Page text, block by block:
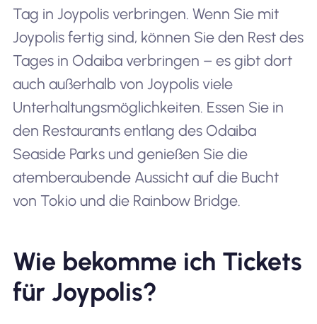
Tag in Joypolis verbringen. Wenn Sie mit
Joypolis fertig sind, können Sie den Rest des
Tages in Odaiba verbringen – es gibt dort
auch außerhalb von Joypolis viele
Unterhaltungsmöglichkeiten. Essen Sie in
den Restaurants entlang des Odaiba
Seaside Parks und genießen Sie die
atemberaubende Aussicht auf die Bucht
von Tokio und die Rainbow Bridge.
Wie bekomme ich Tickets
für Joypolis?